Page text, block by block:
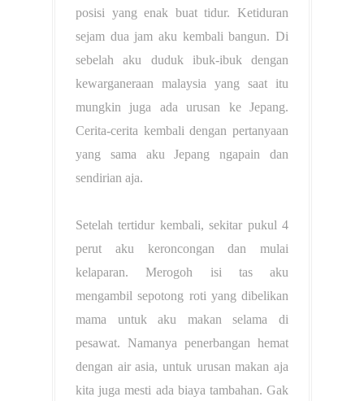
posisi yang enak buat tidur. Ketiduran
sejam dua jam aku kembali bangun. Di
sebelah aku duduk ibuk-ibuk dengan
kewarganeraan malaysia yang saat itu
mungkin juga ada urusan ke Jepang.
Cerita-cerita kembali dengan pertanyaan
yang sama aku Jepang ngapain dan
sendirian aja.
Setelah tertidur kembali, sekitar pukul 4
perut aku keroncongan dan mulai
kelaparan. Merogoh isi tas aku
mengambil sepotong roti yang dibelikan
mama untuk aku makan selama di
pesawat. Namanya penerbangan hemat
dengan air asia, untuk urusan makan aja
kita juga mesti ada biaya tambahan. Gak